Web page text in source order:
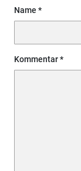
Name
Kommentar